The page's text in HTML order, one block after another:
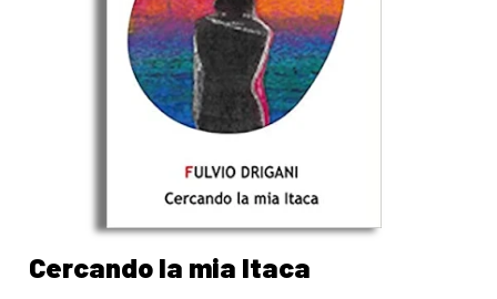
Cercando la mia Itaca